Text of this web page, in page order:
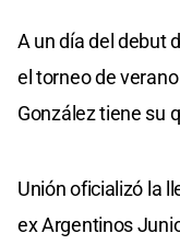
A un día del debut
el torneo de
González tiene su
Unión oficializó la
ex Argentinos